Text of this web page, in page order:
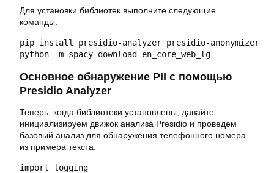
Для установки библиотек выполните следующие
команды:
pip install presidio-analyzer presidio-anonymizer
python -m spacy download en_core_web_lg
Основное обнаружение PII с помощью
Presidio Analyzer
Теперь, когда библиотеки установлены, давайте
инициализируем движок анализа Presidio и проведем
базовый анализ для обнаружения телефонного номера
из примера текста:
import logging